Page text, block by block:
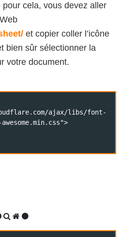
cela, vous devez aller
et copier coller l’icône
bien sûr sélectionner la
votre document.